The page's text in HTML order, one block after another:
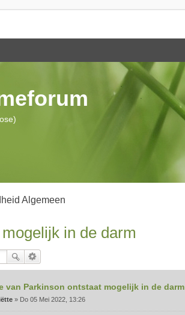
Algemeen
in de darm
van Parkinson ontstaat mogelijk in de darm
» Do 05 Mei 2022, 13:26